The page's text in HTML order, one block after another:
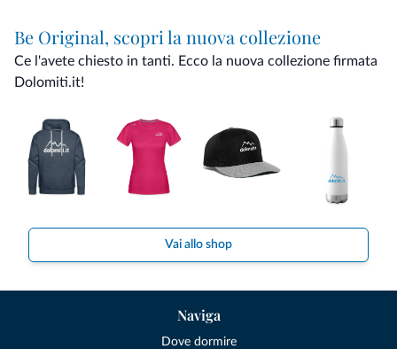
Be Original, scopri la nuova collezione
Ce l'avete chiesto in tanti. Ecco la nuova collezione firmata
Dolomiti.it!
Vai allo shop
Naviga
Dove dormire